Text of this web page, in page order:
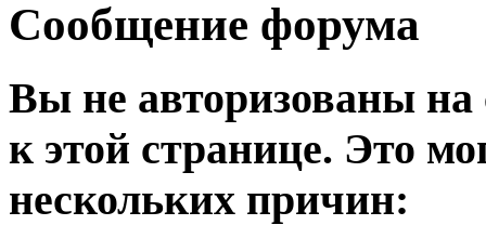
Сообщение форума
Вы не авторизованы на
к этой странице. Это
нескольких причин: